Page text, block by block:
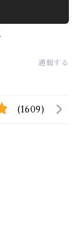
通報する
(1609)